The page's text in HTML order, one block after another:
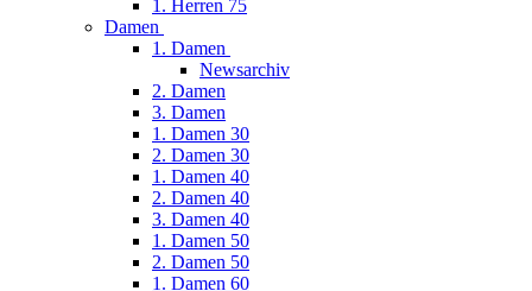
1. Herren 75
Damen
1. Damen
Newsarchiv
2. Damen
3. Damen
1. Damen 30
2. Damen 30
1. Damen 40
2. Damen 40
3. Damen 40
1. Damen 50
2. Damen 50
1. Damen 60